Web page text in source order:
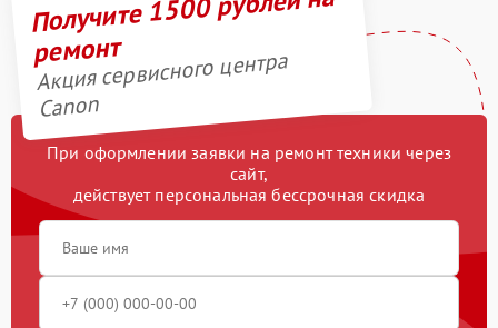
ремонт
Акция сервисного центра
Canon
При оформлении заявки на ремонт техники через
сайт,
действует персональная бессрочная скидка